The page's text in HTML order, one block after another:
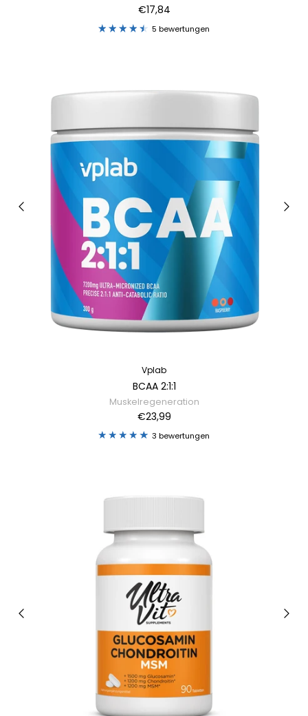
€17,84
5 bewertungen
Vplab
BCAA 2:1:1
Muskelregeneration
€23,99
3 bewertungen